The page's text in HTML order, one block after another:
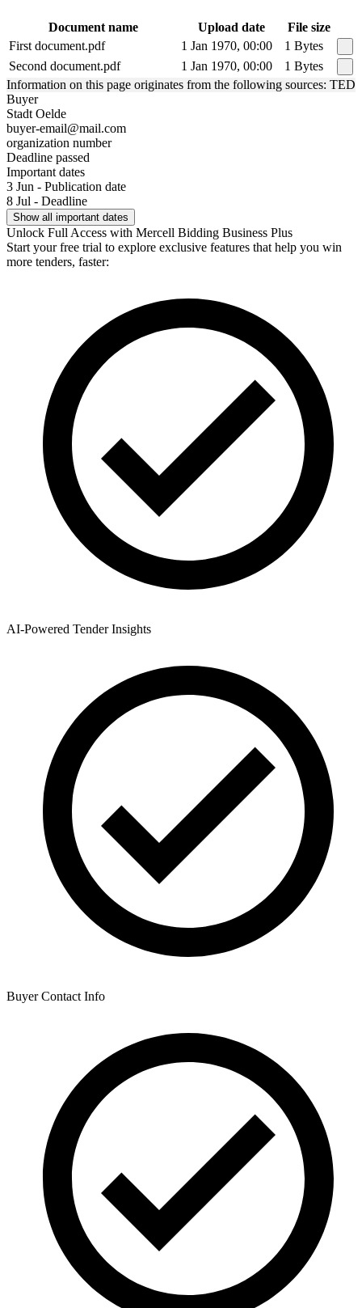
Document name Upload date
File size
First document.pdf
1 Jan 1970, 00:00
1 Bytes
Second document.pdf
1 Jan 1970, 00:00
1 Bytes
Information on this page originates from the following sources: TED
Buyer
Stadt Oelde
buyer-email@mail.com
organization number
Deadline passed
Important dates
3 Jun - Publication date
8 Jul - Deadline
Show all important dates
Unlock Full Access with Mercell Bidding Business Plus
Start your free trial to explore exclusive features that help you win
more tenders, faster:
AI-Powered Tender Insights
Buyer Contact Info